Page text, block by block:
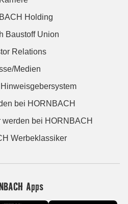
Holding
Baustoff Union
Relations
Medien
bei HORNBACH
werden bei HORNBACH
Werbeklassiker
Apps